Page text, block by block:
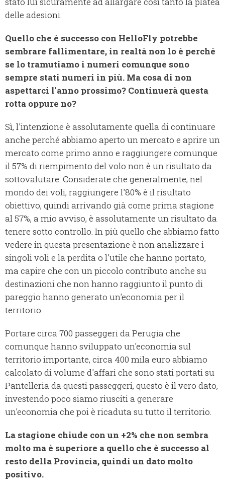
delle adesioni.
Quello che è successo con HelloFly potrebbe
sembrare fallimentare, in realtà non lo è perché
se lo tramutiamo i numeri comunque sono
sempre stati numeri in più. Ma cosa di non
aspettarci l'anno prossimo? Continuerà questa
rotta oppure no?
Sì, l'intenzione è assolutamente quella di continuare
anche perché abbiamo aperto un mercato e aprire un
mercato come primo anno e raggiungere comunque
il 57% di riempimento del volo non è un risultato da
sottovalutare. Considerate che generalmente, nel
mondo dei voli, raggiungere l'80% è il risultato
obiettivo, quindi arrivando già come prima stagione
al 57%, a mio avviso, è assolutamente un risultato da
tenere sotto controllo. In più quello che abbiamo fatto
vedere in questa presentazione è non analizzare i
singoli voli e la perdita o l'utile che hanno portato,
ma capire che con un piccolo contributo anche su
destinazioni che non hanno raggiunto il punto di
pareggio hanno generato un'economia per il
territorio.
Portare circa 700 passeggeri da Perugia che
comunque hanno sviluppato un'economia sul
territorio importante, circa 400 mila euro abbiamo
calcolato di volume d'affari che sono stati portati su
Pantelleria da questi passeggeri, questo è il vero dato,
investendo poco siamo riusciti a generare
un'economia che poi è ricaduta su tutto il territorio.
La stagione chiude con un +2% che non sembra
molto ma è superiore a quello che è successo al
resto della Provincia, quindi un dato molto
positivo.